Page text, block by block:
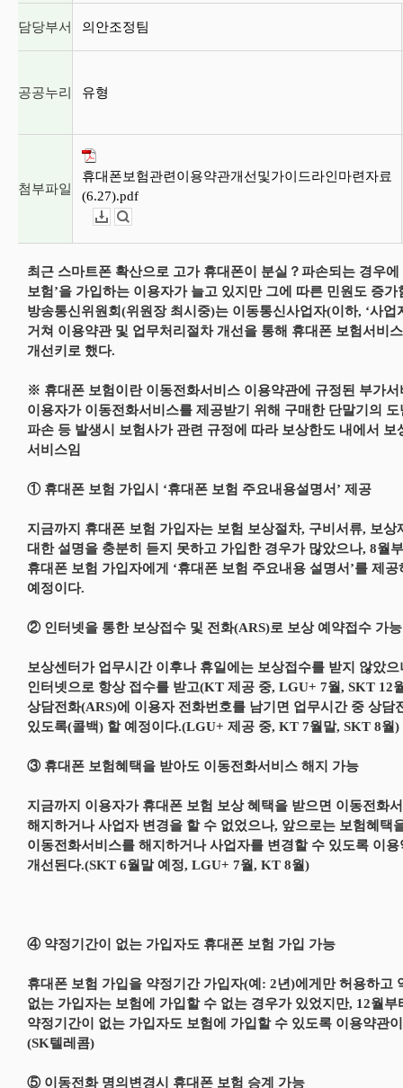
담당부서 의안조정팀
공공누리 유형
첨부파일
휴대폰보험관련이용약관개선및가이드라인마련자료
(6.27).pdf
최근 스마트폰 확산으로 고가 휴대폰이 분실？파손되는 경우에
보험’을 가입하는 이용자가 늘고 있지만 그에 따른 민원도 증가
방송통신위원회(위원장 최시중)는 이동통신사업자(이하, ‘사업
거쳐 이용약관 및 업무처리절차 개선을 통해 휴대폰 보험서비
개선키로 했다.
※ 휴대폰 보험이란 이동전화서비스 이용약관에 규정된 부가서
이용자가 이동전화서비스를 제공받기 위해 구매한 단말기의
파손 등 발생시 보험사가 관련 규정에 따라 보상한도 내에서 보
서비스임
① 휴대폰 보험 가입시 ‘휴대폰 보험 주요내용설명서’ 제공
지금까지 휴대폰 보험 가입자는 보험 보상절차, 구비서류, 보상
대한 설명을 충분히 듣지 못하고 가입한 경우가 많았으나, 8월
휴대폰 보험 가입자에게 ‘휴대폰 보험 주요내용 설명서’를 제
예정이다.
② 인터넷을 통한 보상접수 및 전화(ARS)로 보상 예약접수 가능
보상센터가 업무시간 이후나 휴일에는 보상접수를 받지 않았
인터넷으로 항상 접수를 받고(KT 제공 중, LGU+ 7월, SKT 12
상담전화(ARS)에 이용자 전화번호를 남기면 업무시간 중 상담
있도록(콜백) 할 예정이다.(LGU+ 제공 중, KT 7월말, SKT 8월)
③ 휴대폰 보험혜택을 받아도 이동전화서비스 해지 가능
지금까지 이용자가 휴대폰 보험 보상 혜택을 받으면 이동전화
해지하거나 사업자 변경을 할 수 없었으나, 앞으로는 보험혜택
이동전화서비스를 해지하거나 사업자를 변경할 수 있도록 이용
개선된다.(SKT 6월말 예정, LGU+ 7월, KT 8월)
④ 약정기간이 없는 가입자도 휴대폰 보험 가입 가능
휴대폰 보험 가입을 약정기간 가입자(예: 2년)에게만 허용하고
없는 가입자는 보험에 가입할 수 없는 경우가 있었지만, 12월부
약정기간이 없는 가입자도 보험에 가입할 수 있도록 이용약관
(SK텔레콤)
⑤ 이동전화 명의변경시 휴대폰 보험 승계 가능